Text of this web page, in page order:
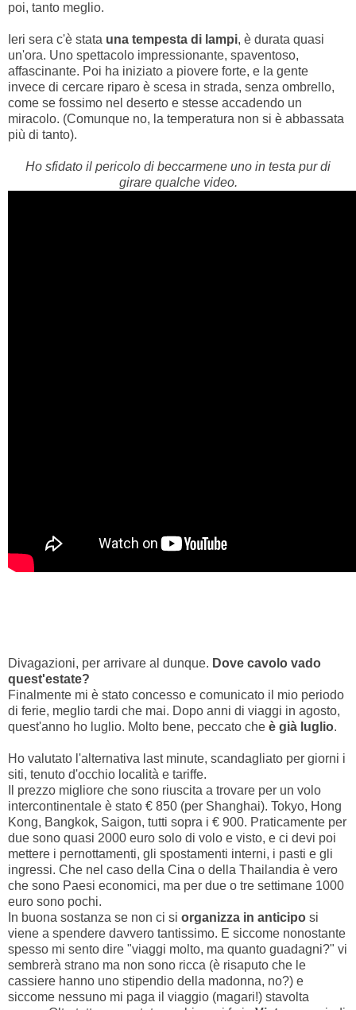
poi, tanto meglio.
Ieri sera c'è stata una tempesta di lampi, è durata quasi
un'ora. Uno spettacolo impressionante, spaventoso,
affascinante. Poi ha iniziato a piovere forte, e la gente
invece di cercare riparo è scesa in strada, senza ombrello,
come se fossimo nel deserto e stesse accadendo un
miracolo. (Comunque no, la temperatura non si è abbassata
più di tanto).
Ho sfidato il pericolo di beccarmene uno in testa pur di
girare qualche video.
Divagazioni, per arrivare al dunque. Dove cavolo vado
quest'estate?
Finalmente mi è stato concesso e comunicato il mio periodo
di ferie, meglio tardi che mai. Dopo anni di viaggi in agosto,
quest'anno ho luglio. Molto bene, peccato che è già luglio.
Ho valutato l'alternativa last minute, scandagliato per giorni i
siti, tenuto d'occhio località e tariffe.
Il prezzo migliore che sono riuscita a trovare per un volo
intercontinentale è stato € 850 (per Shanghai). Tokyo, Hong
Kong, Bangkok, Saigon, tutti sopra i € 900. Praticamente per
due sono quasi 2000 euro solo di volo e visto, e ci devi poi
mettere i pernottamenti, gli spostamenti interni, i pasti e gli
ingressi. Che nel caso della Cina o della Thailandia è vero
che sono Paesi economici, ma per due o tre settimane 1000
euro sono pochi.
In buona sostanza se non ci si organizza in anticipo si
viene a spendere davvero tantissimo. E siccome nonostante
spesso mi sento dire "viaggi molto, ma quanto guadagni?" vi
sembrerà strano ma non sono ricca (è risaputo che le
cassiere hanno uno stipendio della madonna, no?) e
siccome nessuno mi paga il viaggio (magari!) stavolta